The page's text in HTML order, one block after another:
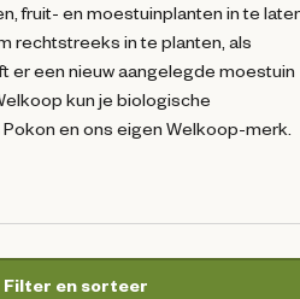
fruit- en moestuinplanten in te
rechtstreeks in te planten, als
er een nieuw aangelegde moestuin
kun je biologische
en ons eigen Welkoop-merk.
Filter en sorteer